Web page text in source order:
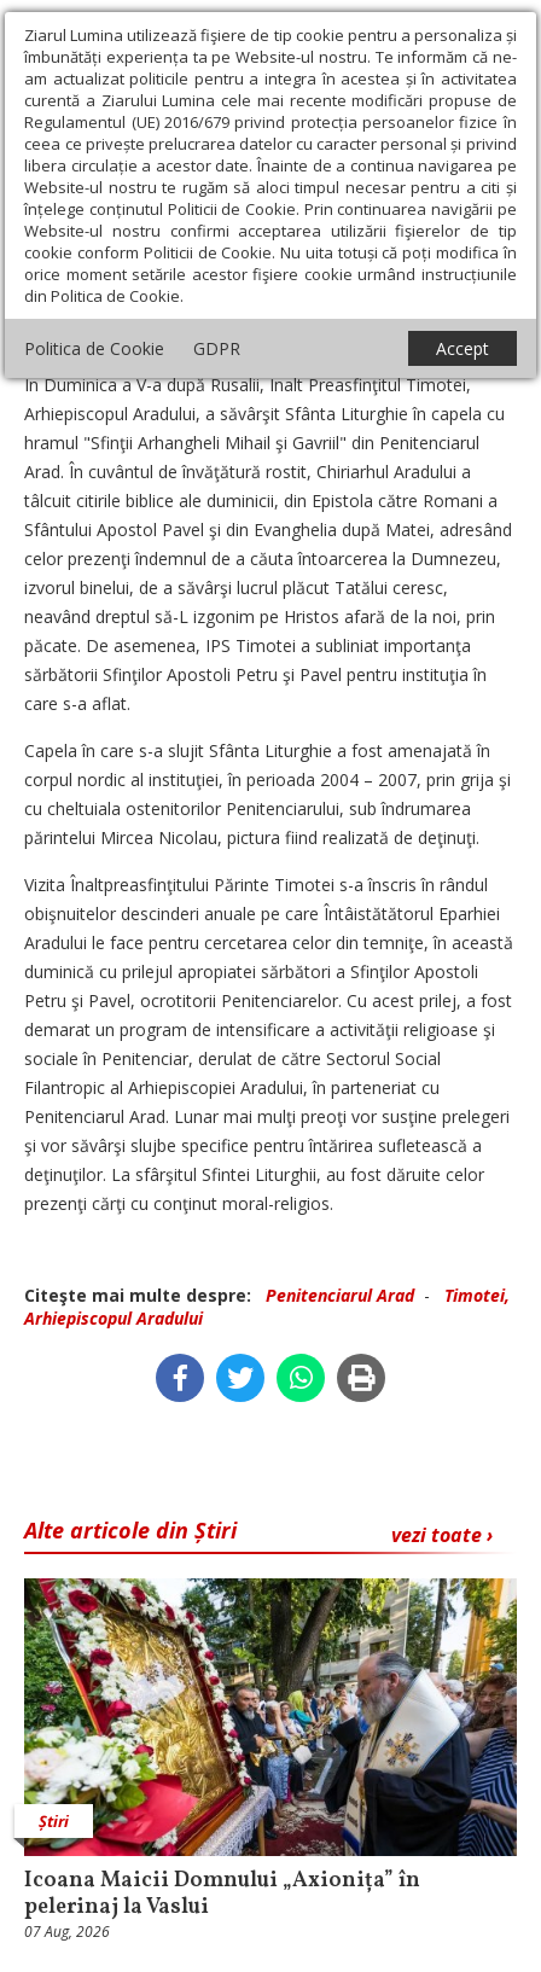
Ziarul Lumina utilizează fişiere de tip cookie pentru a personaliza și
îmbunătăți experiența ta pe Website-ul nostru. Te informăm că ne-
am actualizat politicile pentru a integra în acestea și în activitatea
curentă a Ziarului Lumina cele mai recente modificări propuse de
Regulamentul (UE) 2016/679 privind protecția persoanelor fizice în
ceea ce privește prelucrarea datelor cu caracter personal și privind
libera circulație a acestor date. Înainte de a continua navigarea pe
Website-ul nostru te rugăm să aloci timpul necesar pentru a citi și
înțelege conținutul Politicii de Cookie. Prin continuarea navigării pe
Website-ul nostru confirmi acceptarea utilizării fişierelor de tip
cookie conform Politicii de Cookie. Nu uita totuși că poți modifica în
orice moment setările acestor fişiere cookie urmând instrucțiunile
din Politica de Cookie.
Politica de Cookie GDPR Accept
Ziarul Lumina › Actualitate religioasă › Știri › Liturghie
arhierească la Penitenciarul Arad
Liturghie arhierească la Penitenciarul Arad
Un articol de:Pr. Mircea Bupte -27 Iunie 2010
În Duminica a V-a după Rusalii, Înalt Preasfinţitul Timotei,
Arhiepiscopul Aradului, a săvârşit Sfânta Liturghie în capela cu
hramul "Sfinţii Arhangheli Mihail şi Gavriil" din Penitenciarul
Arad. În cuvântul de învăţătură rostit, Chiriarhul Aradului a
tâlcuit citirile biblice ale duminicii, din Epistola către Romani a
Sfântului Apostol Pavel şi din Evanghelia după Matei, adresând
celor prezenţi îndemnul de a căuta întoarcerea la Dumnezeu,
izvorul binelui, de a săvârşi lucrul plăcut Tatălui ceresc,
neavând dreptul să-L izgonim pe Hristos afară de la noi, prin
păcate. De asemenea, IPS Timotei a subliniat importanţa
sărbătorii Sfinţilor Apostoli Petru şi Pavel pentru instituţia în
care s-a aflat.
Capela în care s-a slujit Sfânta Liturghie a fost amenajată în
corpul nordic al instituţiei, în perioada 2004 – 2007, prin grija şi
cu cheltuiala ostenitorilor Penitenciarului, sub îndrumarea
părintelui Mircea Nicolau, pictura fiind realizată de deţinuţi.
Vizita Înaltpreasfinţitului Părinte Timotei s-a înscris în rândul
obişnuitelor descinderi anuale pe care Întâistătătorul Eparhiei
Aradului le face pentru cercetarea celor din temniţe, în această
duminică cu prilejul apropiatei sărbători a Sfinţilor Apostoli
Petru şi Pavel, ocrotitorii Penitenciarelor. Cu acest prilej, a fost
demarat un program de intensificare a activităţii religioase şi
sociale în Penitenciar, derulat de către Sectorul Social
Filantropic al Arhiepiscopiei Aradului, în parteneriat cu
Penitenciarul Arad. Lunar mai mulţi preoţi vor susţine prelegeri
şi vor săvârşi slujbe specifice pentru întărirea sufletească a
deţinuţilor. La sfârşitul Sfintei Liturghii, au fost dăruite celor
prezenţi cărţi cu conţinut moral-religios.
Citeşte mai multe despre: Penitenciarul Arad- Timotei,
Arhiepiscopul Aradului
vezi toate ›
Alte articole din Știri
Știri
Icoana Maicii Domnului „Axionița” în
pelerinaj la Vaslui
07 Aug, 2026